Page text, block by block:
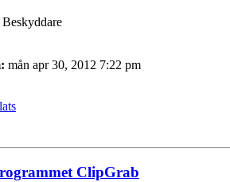
mån apr 30, 2012 7:22 pm
ClipGrab